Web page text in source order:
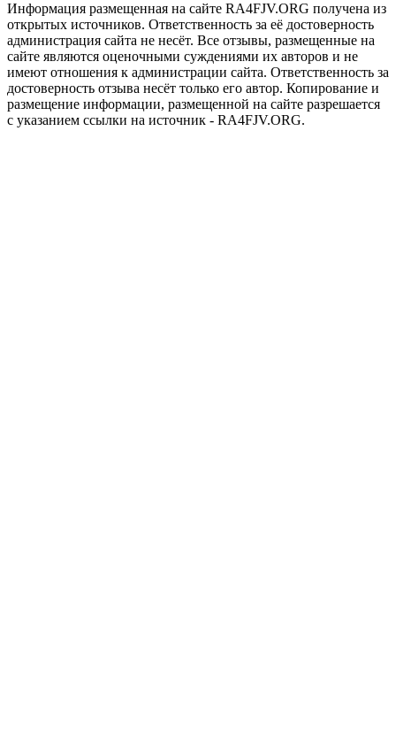
Информация размещенная на сайте RA4FJV.ORG получена из
открытых источников. Ответственность за её достоверность
администрация сайта не несёт. Все отзывы, размещенные на
сайте являются оценочными суждениями их авторов и не
имеют отношения к администрации сайта. Ответственность за
достоверность отзыва несёт только его автор. Копирование и
размещение информации, размещенной на сайте разрешается
с указанием ссылки на источник - RA4FJV.ORG.